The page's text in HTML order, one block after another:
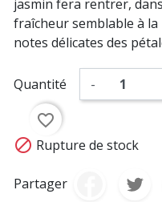
jasmin fera rentrer,
fraîcheur semblable à la
notes délicates des
Quantité -
favorite_border
 Rupture de stock
Partager